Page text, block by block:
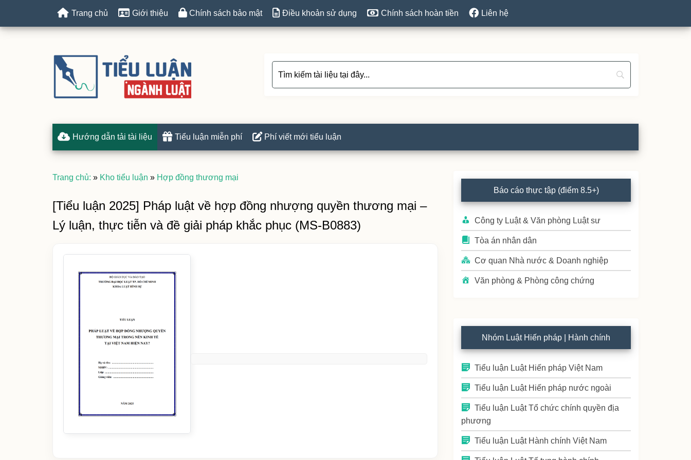
Trang chủ Giới thiệu Chính sách bảo mật Điều khoản sử dụng Chính sách hoàn tiền Liên hệ
Hướng dẫn tải tài liệu Tiểu luận miễn phí Phí viết mới tiểu luận
Trang chủ: » Kho tiểu luận » Hợp đồng thương mại
[Tiểu luận 2025] Pháp luật về hợp đồng nhượng quyền thương mại –
Lý luận, thực tiễn và đề giải pháp khắc phục (MS-B0883)
Primary
Sidebar
Báo cáo thực tập (điểm 8.5+)
Công ty Luật & Văn phòng Luật sư
Tòa án nhân dân
Cơ quan Nhà nước & Doanh nghiệp
Văn phòng & Phòng công chứng
Nhóm Luật Hiến pháp | Hành chính
Tiểu luận Luật Hiến pháp Việt Nam
Tiểu luận Luật Hiến pháp nước ngoài
Tiểu luận Luật Tổ chức chính quyền địa
phương
Tiểu luận Luật Hành chính Việt Nam